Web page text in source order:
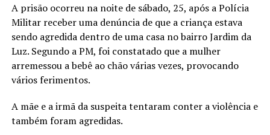
A prisão ocorreu na noite de sábado, 25, após a Polícia
Militar receber uma denúncia de que a criança estava
sendo agredida dentro de uma casa no bairro Jardim da
Luz. Segundo a PM, foi constatado que a mulher
arremessou a bebê ao chão várias vezes, provocando
vários ferimentos.
A mãe e a irmã da suspeita tentaram conter a violência e
também foram agredidas.